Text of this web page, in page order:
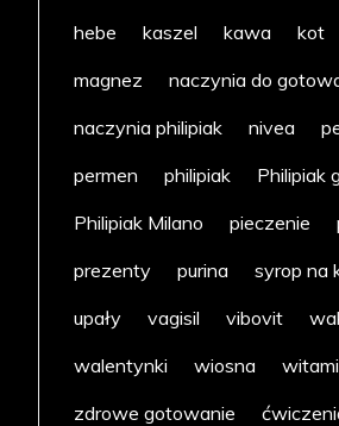
hebe
kaszel kawa kot
magnez
naczynia do
naczynia philipiak
nivea
permen
philipiak
Philipiak
Philipiak Milano
pieczenie
prezenty
purina
syrop na
upały
vagisil vibovit
walentynki
wiosna
zdrowe gotowanie